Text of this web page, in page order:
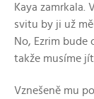
Kaya zamrkala.
svitu by ji už
No, Ezrim bude
takže musíme
Vznešeně mu